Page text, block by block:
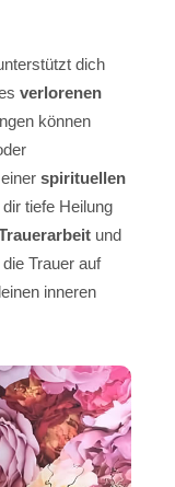
dich
verlorenen
können
spirituellen
tiefe Heilung
und
Trauer auf
inneren